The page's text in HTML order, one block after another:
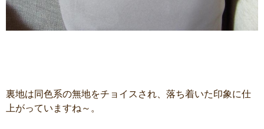
裏地は同色系の無地をチョイスされ、落ち着いた印象に仕
上がっていますね～。